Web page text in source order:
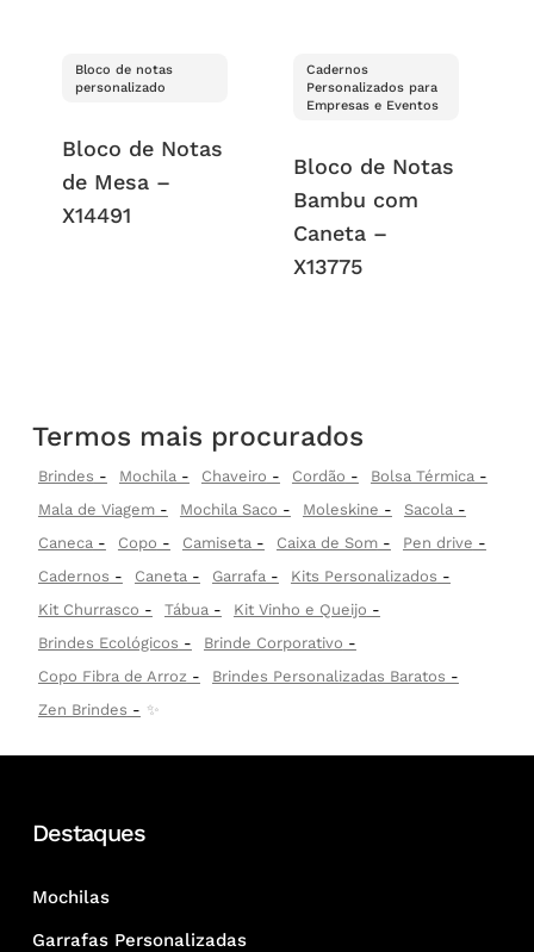
Bloco de notas
personalizado
Bloco de Notas
de Mesa –
X14491
Cadernos
Personalizados para
Empresas e Eventos
Bloco de Notas
Bambu com
Caneta –
X13775
Termos mais procurados
Brindes Mochila Chaveiro Cordão
Bolsa Térmica
Mala de Viagem
Mochila Saco Moleskine
Sacola
Caneca
Copo Camiseta Caixa de Som
Pen drive
Cadernos
Caneta Garrafa
Kits Personalizados
Kit Churrasco
Tábua
Kit Vinho e Queijo
Brindes Ecológicos
Brinde Corporativo
Copo Fibra de Arroz
Brindes Personalizadas Baratos
Zen Brindes
✨
Destaques
Mochilas
Garrafas Personalizadas